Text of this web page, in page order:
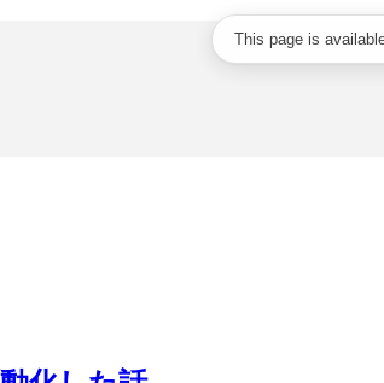
This page is